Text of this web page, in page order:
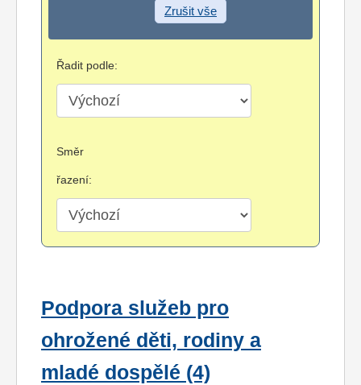
Zrušit vše
Řadit podle:
Směr
řazení:
Podpora služeb pro
ohrožené děti, rodiny a
mladé dospělé (4)